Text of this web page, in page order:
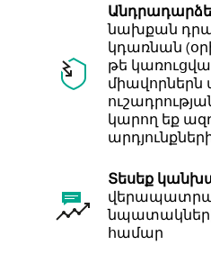
նախքան
կդառնան
թե
միավորներն
կարող եք
Տեսեք
համար